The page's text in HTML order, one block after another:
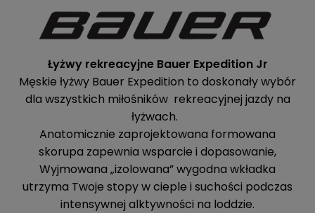
Łyżwy rekreacyjne Bauer Expedition Jr
Męskie łyżwy Bauer Expedition to doskonały wybór
dla wszystkich miłośników rekreacyjnej jazdy na
łyżwach.
Anatomicznie zaprojektowana formowana
skorupa zapewnia wsparcie i dopasowanie,
Wyjmowana „izolowana” wygodna wkładka
utrzyma Twoje stopy w cieple i suchości podczas
intensywnej alktywności na loddzie.